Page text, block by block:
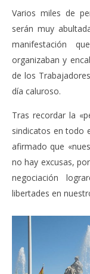
Varios miles de
serán muy
manifestación
organizaban y
de los
día caluroso.
Tras recordar la
sindicatos en todo
afirmado que
no hay excusas,
negociación
libertades en